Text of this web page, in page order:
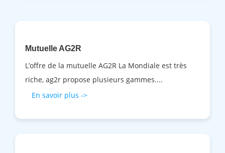
Mutuelle AG2R
L’offre de la mutuelle AG2R La Mondiale est très
riche, ag2r propose plusieurs gammes....
En savoir plus ->